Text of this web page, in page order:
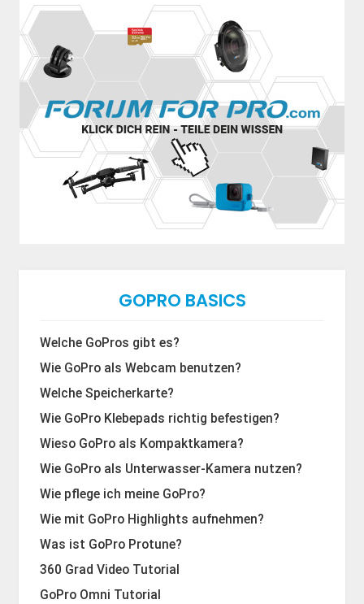
GOPRO BASICS
Welche GoPros gibt es?
Wie GoPro als Webcam benutzen?
Welche Speicherkarte?
Wie GoPro Klebepads richtig befestigen?
Wieso GoPro als Kompaktkamera?
Wie GoPro als Unterwasser-Kamera nutzen?
Wie pflege ich meine GoPro?
Wie mit GoPro Highlights aufnehmen?
Was ist GoPro Protune?
360 Grad Video Tutorial
GoPro Omni Tutorial